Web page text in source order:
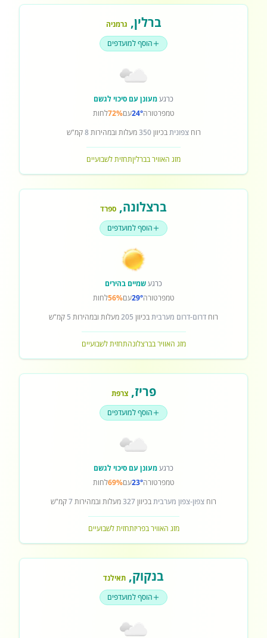
ברלין, גרמניה
הוסף למועדפים
כרגעמעונן עם סיכוי לגשם
טמפרטורה24°עם72%לחות
רוחצפוניתבכיוון350מעלות ובמהירות8קמ"ש
מזג האוויר בברליןתחזית לשבועיים
ברצלונה, ספרד
הוסף למועדפים
כרגעשמיים בהירים
טמפרטורה29°עם56%לחות
רוח דרום-דרום מערביתבכיוון 205מעלות ובמהירות 5 קמ"ש
מזג האוויר בברצלונהתחזית לשבועיים
פריז,צרפת
הוסף למועדפים
כרגעמעונן עם סיכוי לגשם
טמפרטורה23°עם69%לחות
רוח צפון-צפון מערביתבכיוון327מעלות ובמהירות7קמ"ש
מזג האוויר בפריזתחזית לשבועיים
בנקוק, תאילנד
הוסף למועדפים